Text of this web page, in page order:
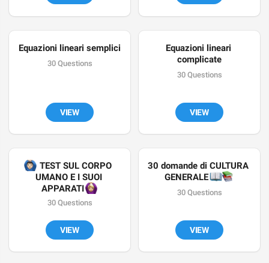
Equazioni lineari semplici
30 Questions
VIEW
Equazioni lineari
complicate
30 Questions
VIEW
TEST SUL CORPO
UMANO E I SUOI
APPARATI
30 Questions
VIEW
30 domande di CULTURA
GENERALE
📖
📚
30 Questions
VIEW